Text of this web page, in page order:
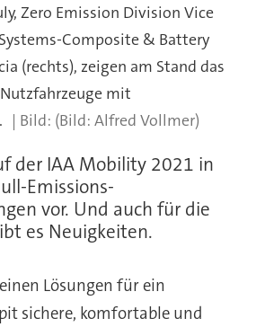
Zero Emission Division Vice
Composite & Battery
(rechts), zeigen am Stand das
mit
(Bild: Alfred Vollmer)
der IAA Mobility 2021 in
Emissions-
vor. Und auch für die
es Neuigkeiten.
Lösungen für ein
sichere, komfortable und